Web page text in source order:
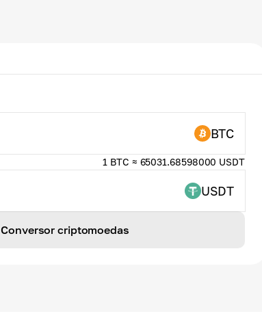
BTC
1 BTC ≈ 65031.68598000 USDT
USDT
Conversor criptomoedas